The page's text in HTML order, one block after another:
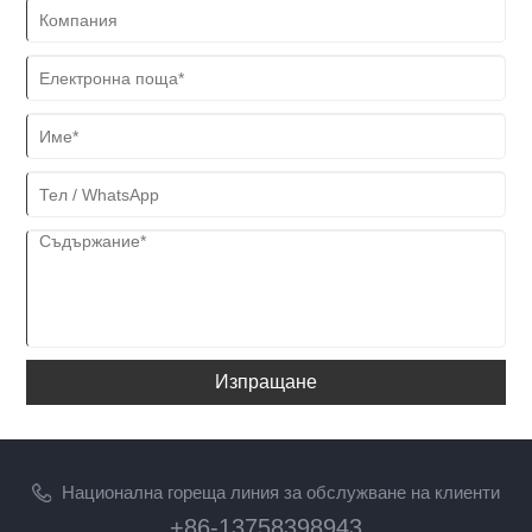
Изпращане
Национална гореща линия за обслужване на клиенти